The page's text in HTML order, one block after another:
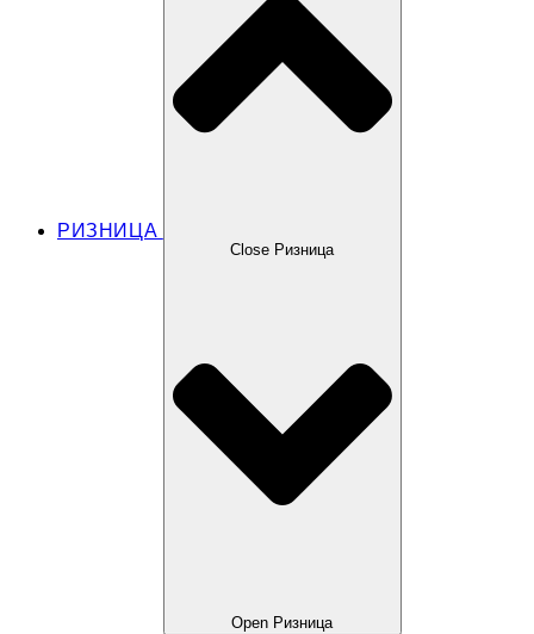
РИЗНИЦА
Close Ризница
Open Ризница